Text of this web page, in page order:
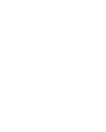
To Texture2D